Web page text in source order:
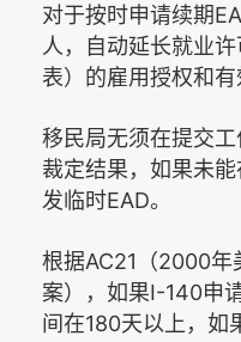
对于按时申请续期
人，自动延长就业许
表）的雇用授权和有
移民局无须在提交
裁定结果，如果未能
发临时EAD。
根据AC21 （2000年
案），如果I-140申
间在180天以上，如